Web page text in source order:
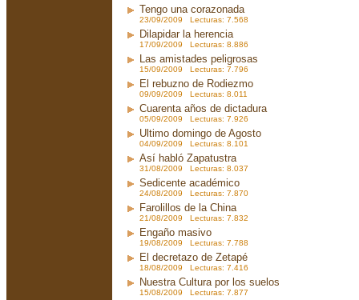
Tengo una corazonada
23/09/2009 Lecturas: 7.568
Dilapidar la herencia
17/09/2009 Lecturas: 8.886
Las amistades peligrosas
15/09/2009 Lecturas: 7.796
El rebuzno de Rodiezmo
09/09/2009 Lecturas: 8.011
Cuarenta años de dictadura
05/09/2009 Lecturas: 7.926
Ultimo domingo de Agosto
04/09/2009 Lecturas: 8.101
Así habló Zapatustra
31/08/2009 Lecturas: 8.037
Sedicente académico
24/08/2009 Lecturas: 7.870
Farolillos de la China
21/08/2009 Lecturas: 7.832
Engaño masivo
19/08/2009 Lecturas: 7.788
El decretazo de Zetapé
18/08/2009 Lecturas: 7.416
Nuestra Cultura por los suelos
15/08/2009 Lecturas: 7.877